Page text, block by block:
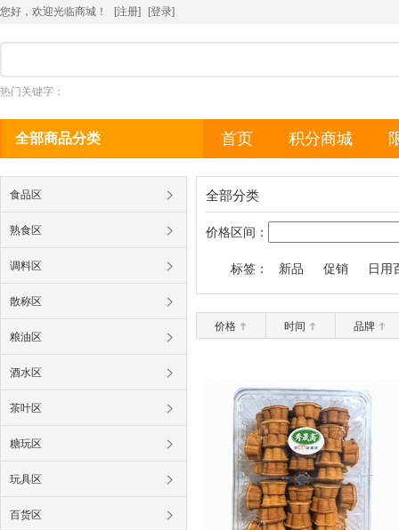
您好，欢迎光临商城！ [注册] [登录]
热门关键字：
全部商品分类 首页 积分商城
食品区
熟食区
调料区
散称区
粮油区
酒水区
茶叶区
糖玩区
玩具区
百货区
全部分类
价格区间：
标签： 新品 促销 日用
价格 时间 品牌